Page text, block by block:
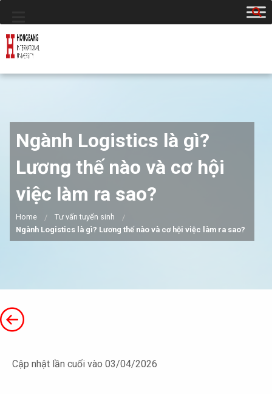
Ngành Logistics là gì?
Lương thế nào và cơ hội
việc làm ra sao?
Home
Tư vấn tuyển sinh
Ngành Logistics là gì? Lương thế nào và cơ hội việc làm ra sao?
Cập nhật lần cuối vào 03/04/2026